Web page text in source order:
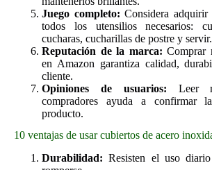
Juego completo: Considera
todos los utensilios necesarios:
cucharas, cucharillas de postre y servir.
Reputación de la marca: Comprar
en Amazon garantiza calidad,
cliente.
Opiniones de usuarios: Leer
compradores ayuda a confirmar
producto.
10 ventajas de usar cubiertos de acero
Durabilidad: Resisten el uso